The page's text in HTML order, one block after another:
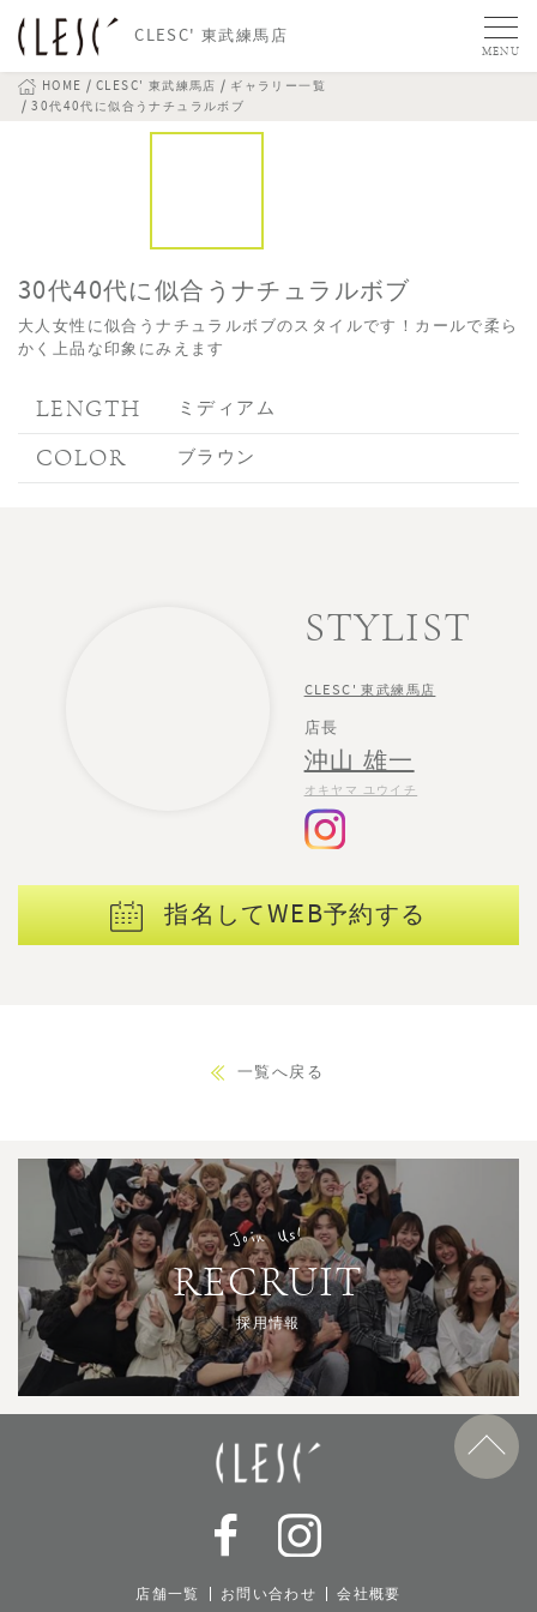
CLESC' 東武練馬店
MENU
HOME CLESC' 東武練馬店
ギャラリー一覧
30代40代に似合うナチュラルボブ
30代40代に似合うナチュラルボブ
大人女性に似合うナチュラルボブのスタイルです！カールで柔ら
かく上品な印象にみえます
LENGTH ミディアム
COLOR ブラウン
STYLIST
CLESC' 東武練馬店
店長
沖山 雄一
オキヤマ ユウイチ
指名してWEB予約する
一覧へ戻る
Join Us!
RECRUIT
採用情報
店舗一覧 お問い合わせ 会社概要